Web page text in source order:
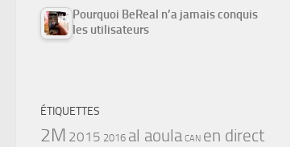
Pourquoi BeReal n’a jamais conquis
les utilisateurs
ÉTIQUETTES
2M 2015 2016 al aoula CAN en direct